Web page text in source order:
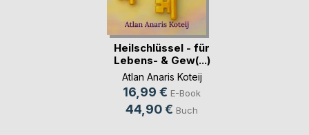
Heilschlüssel - für
Lebens- & Gew(...)
Atlan Anaris Koteij
16,99 € E-Book
44,90 € Buch